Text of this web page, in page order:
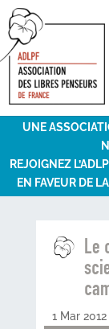
Sélectionner une page
UNE
REJOIGNEZ
EN FAVEUR DE
Le
1 Mar 2012